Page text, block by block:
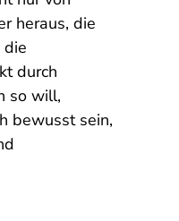
heraus, die
die
durch
so will,
bewusst sein,